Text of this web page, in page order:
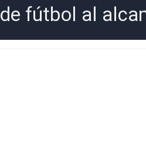
de fútbol al